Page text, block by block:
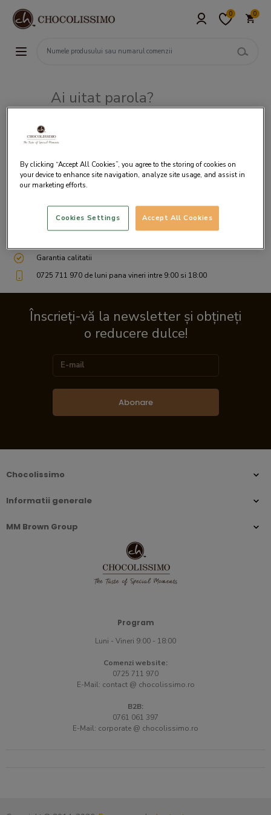
0 0
Ai uitat parola?
Livrare gratuita incepand cu 200 lei
Garantia calitatii
0725 711 970 de luni pana vineri intre 9:00 si 18:00
Înscrieți-vă la newsletter și obțineți
o reducere dulce!
Abonare
Chocolissimo
Informatii generale
MM Brown Group
Program
Luni - Vineri 9:00 - 18:00
Comenzi website:
0725 711 970
E-Mail: contact @ chocolissimo.ro
B2B:
0761 061 397
E-Mail: corporate @ chocolissimo.ro
By clicking “Accept All Cookies”, you agree to the storing of cookies on
your device to enhance site navigation, analyze site usage, and assist in
our marketing efforts.
Accept All Cookies
Cookies Settings